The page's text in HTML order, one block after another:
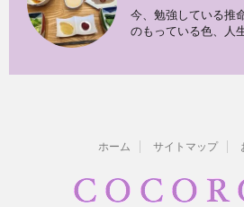
今、勉強している推
のもっている色、人
ホーム サイトマップ